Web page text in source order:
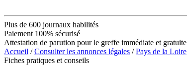
Plus de 600 journaux habilités
Paiement 100% sécurisé
Attestation de parution pour le greffe immédiate et gratuite
Accueil /Consulter les annonces légales /Pays de la Loire
Fiches pratiques et conseils